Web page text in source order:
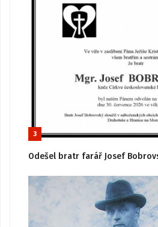
3
Odešel bratr farář Josef